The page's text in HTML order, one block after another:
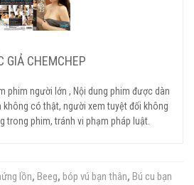
GIẢ CHEMCHEP
phim người lớn , Nội dung phim được dàn
có thật, người xem tuyệt đối không
trong phim, tránh vi phạm pháp luật.
lồn, Beeg, bóp vú bạn thân, Bú cu bạn